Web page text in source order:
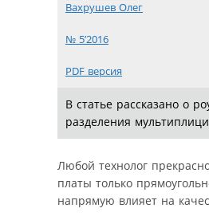
Вахрушев Олег
№ 5’2016
PDF версия
В статье рассказано о
разделения
Любой технолог
платы только
напрямую влияет на